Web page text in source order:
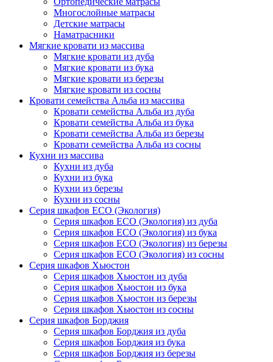
Многослойные матрасы
Детские матрасы
Наматрасники
Мягкие кровати из массива
Мягкие кровати из дуба
Мягкие кровати из бука
Мягкие кровати из березы
Мягкие кровати из сосны
Кровати семейства Альба из массива
Кровати семейства Альба из дуба
Кровати семейства Альба из бука
Кровати семейства Альба из березы
Кровати семейства Альба из сосны
Кухни из массива
Кухни из дуба
Кухни из бука
Кухни из березы
Кухни из сосны
Серия шкафов ECO (Экология)
Серия шкафов ECO (Экология) из дуба
Серия шкафов ECO (Экология) из бука
Серия шкафов ECO (Экология) из березы
Серия шкафов ECO (Экология) из сосны
Серия шкафов Хьюстон
Серия шкафов Хьюстон из дуба
Серия шкафов Хьюстон из бука
Серия шкафов Хьюстон из березы
Серия шкафов Хьюстон из сосны
Серия шкафов Борджия
Серия шкафов Борджия из дуба
Серия шкафов Борджия из бука
Серия шкафов Борджия из березы